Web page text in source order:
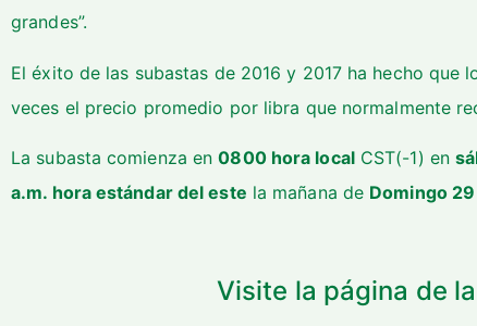
grandes”.
El éxito de las subastas de 2016 y 2017 ha hecho que
veces el precio promedio por libra que normalmente
La subasta comienza en0800 hora localCST(-1) en
a.m. hora estándar del este la mañana de Domingo
Visite la página de